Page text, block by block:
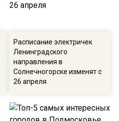
Расписание электричек
Ленинградского
направления в
Солнечногорске изменят с
26 апреля